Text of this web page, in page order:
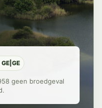
geen broedgeval